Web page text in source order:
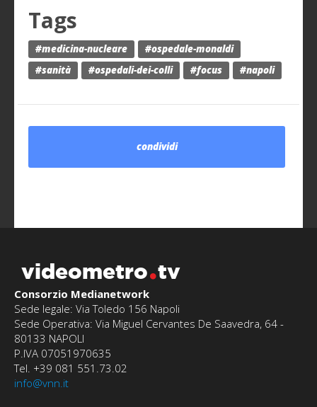
Tags
#medicina-nucleare
#ospedale-monaldi
#sanità
#ospedali-dei-colli #focus #napoli
condividi
videometro tv
Consorzio Medianetwork
Sede legale: Via Toledo 156 Napoli
Sede Operativa: Via Miguel Cervantes De Saavedra, 64 -
80133 NAPOLI
P.IVA 07051970635
Tel. +39 081 551.73.02
info@vnn.it